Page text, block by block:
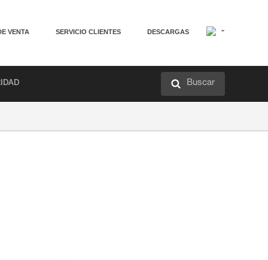
VENTA SERVICIO CLIENTES DESCARGAS
Buscar